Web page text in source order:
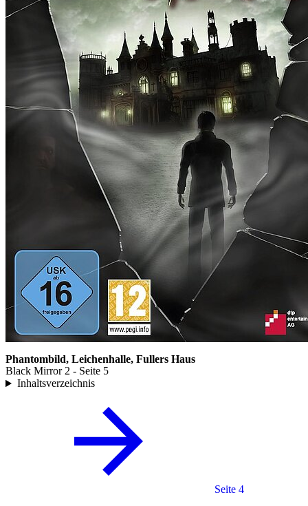
Phantombild, Leichenhalle, Fullers Haus
Black Mirror 2 - Seite 5
Inhaltsverzeichnis
Seite 4